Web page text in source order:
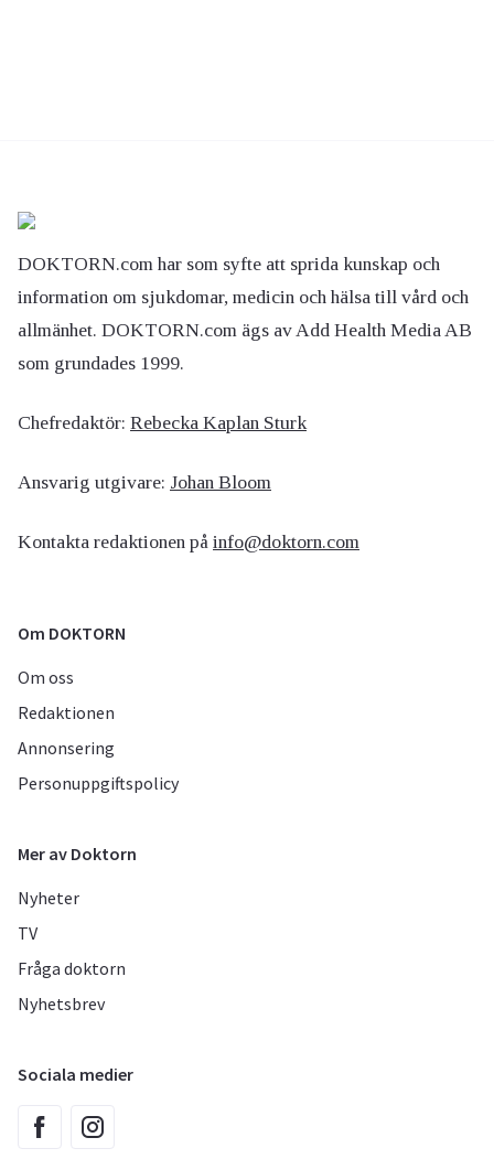
DOKTORN.com har som syfte att sprida kunskap och
information om sjukdomar, medicin och hälsa till vård och
allmänhet. DOKTORN.com ägs av Add Health Media AB
som grundades 1999.
Chefredaktör: Rebecka Kaplan Sturk
Ansvarig utgivare: Johan Bloom
Kontakta redaktionen på info@doktorn.com
Om DOKTORN
Om oss
Redaktionen
Annonsering
Personuppgiftspolicy
Mer av Doktorn
Nyheter
TV
Fråga doktorn
Nyhetsbrev
Sociala medier